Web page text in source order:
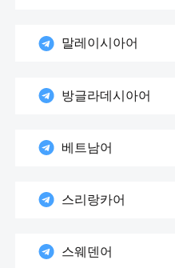
말레이시아어
방글라데시아어
베트남어
스리랑카어
스웨덴어